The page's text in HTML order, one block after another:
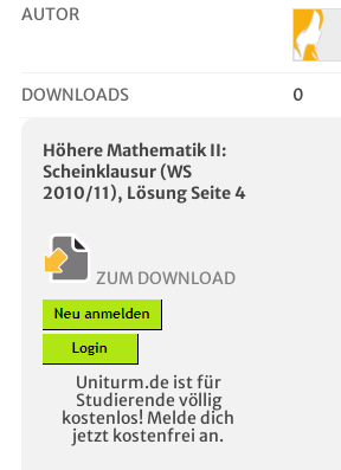
AUTOR
DOWNLOADS 0
Höhere Mathematik II:
Scheinklausur (WS
2010/11), Lösung Seite 4
ZUM DOWNLOAD
Uniturm.de ist für
Studierende völlig
kostenlos! Melde dich
jetzt kostenfrei an.